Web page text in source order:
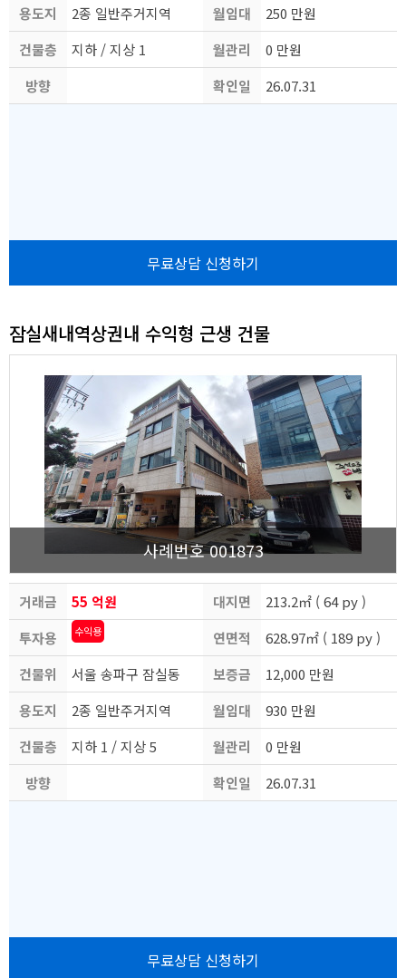
치
용도지
역
2종 일반주거지역
건물층
수
지하 / 지상 1
방향
월임대
료
250 만원
월관리
비
0 만원
확인일
26.07.31
무료상담 신청하기
잠실새내역상권내 수익형 근생 건물
사례번호 001873
거래금
액
55 억원
투자용
도
수익용
건물위
치
서울 송파구 잠실동
용도지
역
2종 일반주거지역
건물층
수
지하 1 / 지상 5
방향
대지면
적
213.2㎡ ( 64 py )
연면적
628.97㎡ ( 189 py )
보증금
12,000 만원
월임대
료
930 만원
월관리
비
0 만원
확인일
26.07.31
무료상담 신청하기